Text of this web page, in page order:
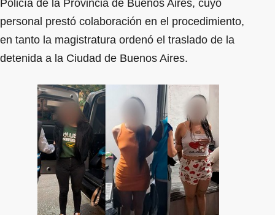
Policía de la Provincia de Buenos Aires, cuyo
personal prestó colaboración en el procedimiento,
en tanto la magistratura ordenó el traslado de la
detenida a la Ciudad de Buenos Aires.